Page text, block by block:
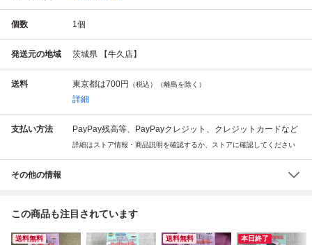
個数 1個
発送元の地域 茨城県 【牛久店】
送料 東京都は700円 （税込）（離島を除く）
詳細
支払い方法 PayPay残高等、PayPayクレジット、クレジットカードなど
詳細はストア情報・商品説明を確認するか、ストアに確認してください
その他の情報
この商品も注目されています
送料無料 送料無料 本日終了